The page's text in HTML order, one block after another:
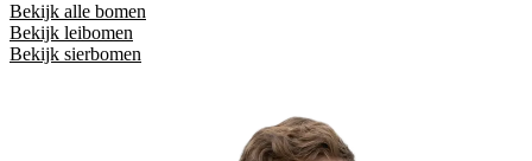
Bekijk alle bomen
Bekijk leibomen
Bekijk sierbomen